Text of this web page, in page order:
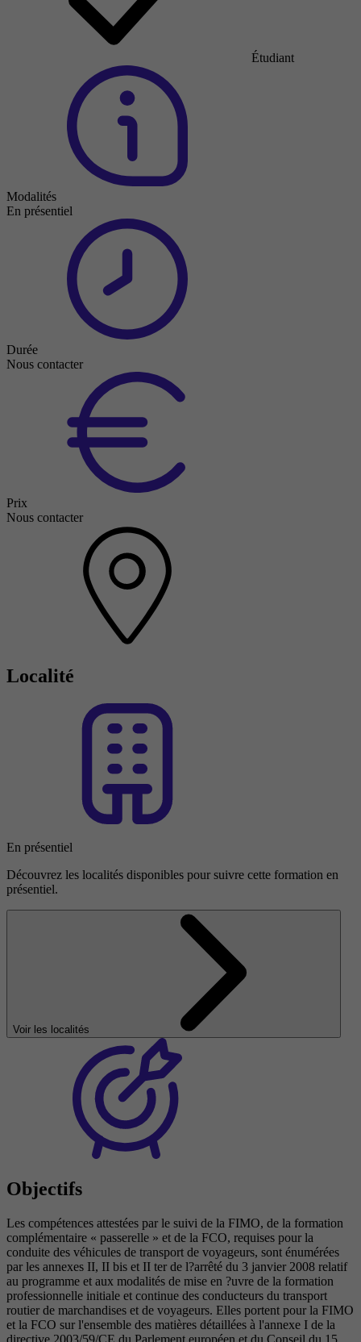
Étudiant
Modalités
En présentiel
Durée
Nous contacter
Prix
Nous contacter
Localité
En présentiel
Découvrez les localités disponibles pour suivre cette formation en
présentiel.
Voir les localités
Objectifs
Les compétences attestées par le suivi de la FIMO, de la formation
complémentaire « passerelle » et de la FCO, requises pour la
conduite des véhicules de transport de voyageurs, sont énumérées
par les annexes II, II bis et II ter de l?arrêté du 3 janvier 2008 relatif
au programme et aux modalités de mise en ?uvre de la formation
professionnelle initiale et continue des conducteurs du transport
routier de marchandises et de voyageurs. Elles portent pour la FIMO
et la FCO sur l'ensemble des matières détaillées à l'annexe I de la
directive 2003/59/CE du Parlement européen et du Conseil du 15